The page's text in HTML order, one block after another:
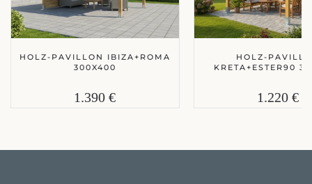
HOLZ-PAVILLON IBIZA+ROMA
300X400
1.390 €
HOLZ-
KRETA+ESTER90
1.220 €